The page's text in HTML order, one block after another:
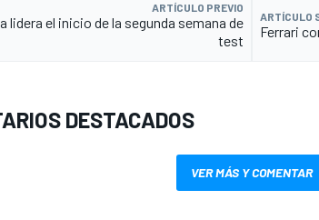
ARTÍCULO PREVIO
lidera el inicio de la segunda semana de
test
ARTÍCULO
Ferrari
DESTACADOS
VER MÁS Y COMENTAR